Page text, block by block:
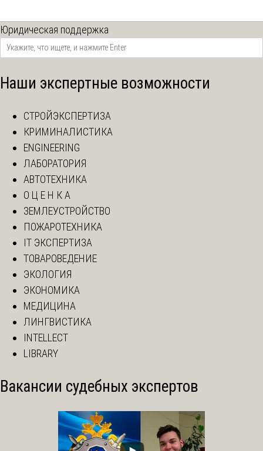
Юридическая поддержка
Наши экспертные возможности
СТРОЙЭКСПЕРТИЗА
КРИМИНАЛИСТИКА
ENGINEERING
ЛАБОРАТОРИЯ
АВТОТЕХНИКА
О Ц Е Н К А
ЗЕМЛЕУСТРОЙСТВО
ПОЖАРОТЕХНИКА
IT ЭКСПЕРТИЗА
ТОВАРОВЕДЕНИЕ
ЭКОЛОГИЯ
ЭКОНОМИКА
МЕДИЦИНА
ЛИНГВИСТИКА
INTELLECT
LIBRARY
Вакансии судебных экспертов